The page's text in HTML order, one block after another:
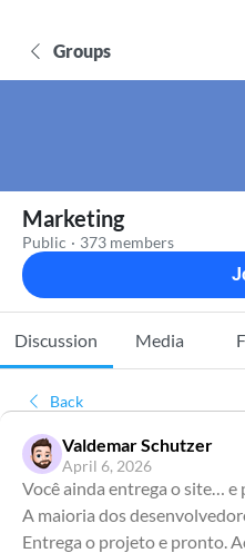
Groups
Marketing
Public · 373 members
Discussion Media
Back
Valdemar Schutzer
April 6, 2026
Você ainda entrega o site… e
A maioria dos
Entrega o projeto e pronto.